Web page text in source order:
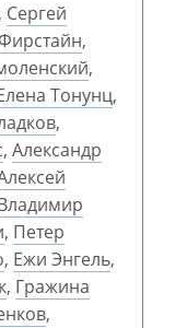
Сергей
,
,
Тонунц,
,
, Александр
, Петер
, Ежи Энгель,
, Гражина
,